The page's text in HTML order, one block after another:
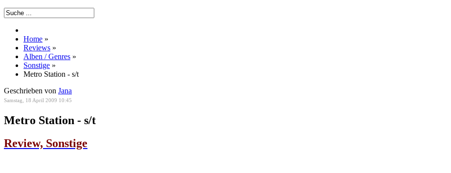
Home »
Reviews »
Alben / Genres »
Sonstige »
Metro Station - s/t
Geschrieben von Jana
Samstag, 18 April 2009 10:45
Metro Station - s/t
Review, Sonstige